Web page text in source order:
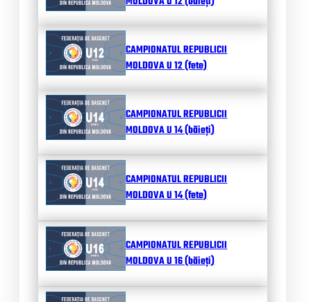
CAMPIONATUL REPUBLICII
MOLDOVA U 12 (fete)
CAMPIONATUL REPUBLICII
MOLDOVA U 14 (băieți)
CAMPIONATUL REPUBLICII
MOLDOVA U 14 (fete)
CAMPIONATUL REPUBLICII
MOLDOVA U 16 (băieți)